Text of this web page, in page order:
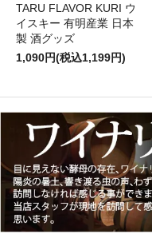
TARU FLAVOR KURI ウ
イスキー 有明産業 日本
製 酒グッズ
1,090円(税込1,199円)